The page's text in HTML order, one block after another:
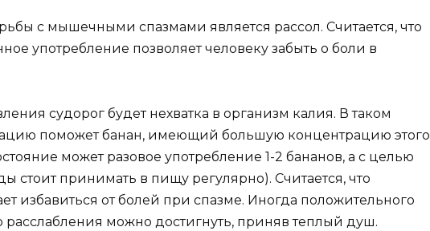
с мышечными спазмами является рассол. Считается, что
употребление позволяет человеку забыть о боли в
судорог будет нехватка в организм калия. В таком
поможет банан, имеющий большую концентрацию этого
может разовое употребление 1-2 бананов, а с целью
стоит принимать в пищу регулярно). Считается, что
избавиться от болей при спазме. Иногда положительного
расслабления можно достигнуть, приняв теплый душ.